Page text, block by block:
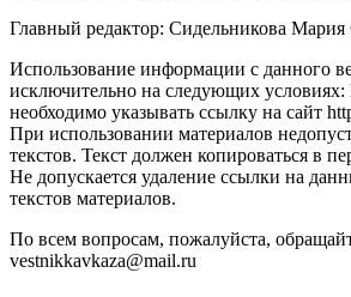
Главный редактор: Сидельникова Мария
Использование информации с данного
исключительно на следующих условиях:
необходимо указывать ссылку на сайт
При использовании материалов
текстов. Текст должен копироваться в
Не допускается удаление ссылки на
текстов материалов.
По всем вопросам, пожалуйста,
vestnikkavkaza@mail.ru